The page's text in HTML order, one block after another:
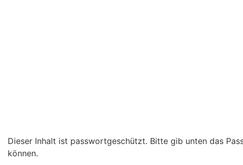
Dieser Inhalt ist passwortgeschützt. Bitte gib unten das
können.